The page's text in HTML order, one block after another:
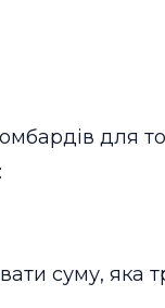
для
суму, яка